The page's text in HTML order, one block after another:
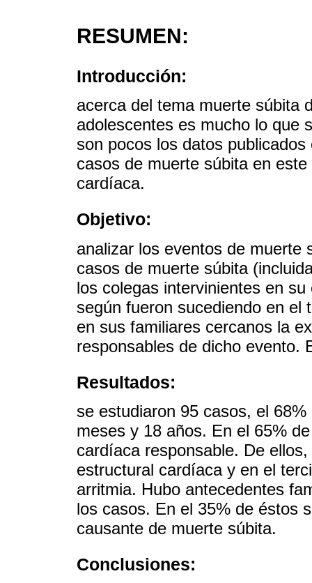
RESUMEN:
Introducción:
acerca del tema muerte súbita
adolescentes es mucho lo que
son pocos los datos
casos de muerte súbita en
cardíaca.
Objetivo:
analizar los eventos de muerte
casos de muerte súbita
los colegas intervinientes en
según fueron sucediendo en el
en sus familiares cercanos la
responsables de dicho evento.
Resultados:
se estudiaron 95 casos, el
meses y 18 años. En el 65%
cardíaca responsable. De
estructural cardíaca y en el
arritmia. Hubo antecedentes
los casos. En el 35% de éstos
causante de muerte súbita.
Conclusiones: